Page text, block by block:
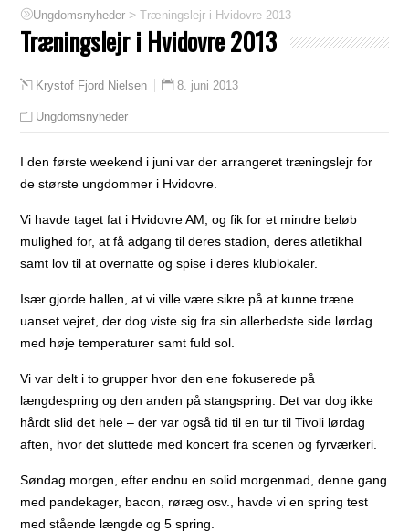
Ungdomsnyheder >Træningslejr i Hvidovre 2013
Træningslejr i Hvidovre 2013
Krystof Fjord Nielsen 8. juni 2013
Ungdomsnyheder
I den første weekend i juni var der arrangeret træningslejr for
de største ungdommer i Hvidovre.
Vi havde taget fat i Hvidovre AM, og fik for et mindre beløb
mulighed for, at få adgang til deres stadion, deres atletikhal
samt lov til at overnatte og spise i deres klublokaler.
Især gjorde hallen, at vi ville være sikre på at kunne træne
uanset vejret, der dog viste sig fra sin allerbedste side lørdag
med høje temperaturer samt fuld sol.
Vi var delt i to grupper hvor den ene fokuserede på
længdespring og den anden på stangspring. Det var dog ikke
hårdt slid det hele – der var også tid til en tur til Tivoli lørdag
aften, hvor det sluttede med koncert fra scenen og fyrværkeri.
Søndag morgen, efter endnu en solid morgenmad, denne gang
med pandekager, bacon, røræg osv., havde vi en spring test
med stående længde og 5 spring.